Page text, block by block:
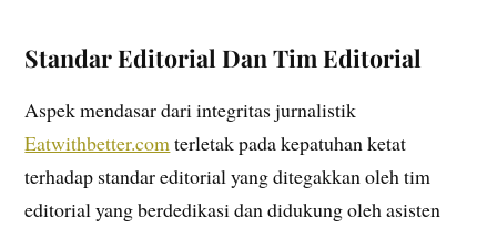
Standar Editorial Dan Tim Editorial
Aspek mendasar dari integritas jurnalistik
Eatwithbetter.comterletak pada kepatuhan ketat
terhadap standar editorial yang ditegakkan oleh tim
editorial yang berdedikasi dan didukung oleh asisten